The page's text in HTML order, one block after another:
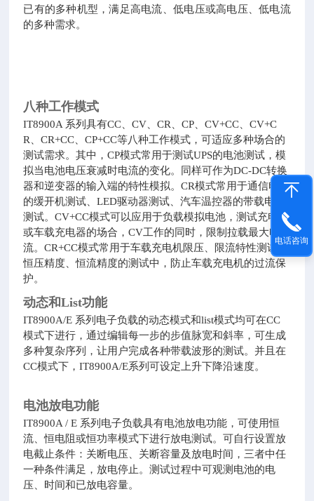
已有的多种机型，满足高电流、低电压或高电压、低电流
的多种需求。
八种工作模式
IT8900A 系列具有CC、CV、CR、CP、CV+CC、CV+C
R、CR+CC、CP+CC等八种工作模式，可适应多种场合的
测试需求。其中，CP模式常用于测试UPS的电池测试，模
拟当电池电压衰减时电流的变化。同样可作为DC-DC转换
器和逆变器的输入端的特性模拟。CR模式常用于通信电源
的缓开机测试、LED驱动器测试、汽车温控器的带载电路
测试。CV+CC模式可以应用于负载模拟电池，测试充电桩
或车载充电器的场合，CV工作的同时，限制拉载最大电
流。CR+CC模式常用于车载充电机限压、限流特性测试、
恒压精度、恒流精度的测试中，防止车载充电机的过流保
护。
动态和List功能
IT8900A/E 系列电子负载的动态模式和list模式均可在CC
模式下进行，通过编辑每一步的步值脉宽和斜率，可生成
多种复杂序列，让用户完成各种带载波形的测试。并且在
CC模式下，IT8900A/E系列可设定上升下降沿速度。
电池放电功能
IT8900A / E 系列电子负载具有电池放电功能，可使用恒
流、恒电阻或恒功率模式下进行放电测试。可自行设置放
电截止条件：关断电压、关断容量及放电时间，三者中任
一种条件满足，放电停止。测试过程中可观测电池的电
压、时间和已放电容量。
电话咨询